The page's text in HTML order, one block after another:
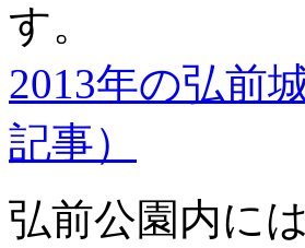
す。
2013年の弘前
記事）
弘前公園内に